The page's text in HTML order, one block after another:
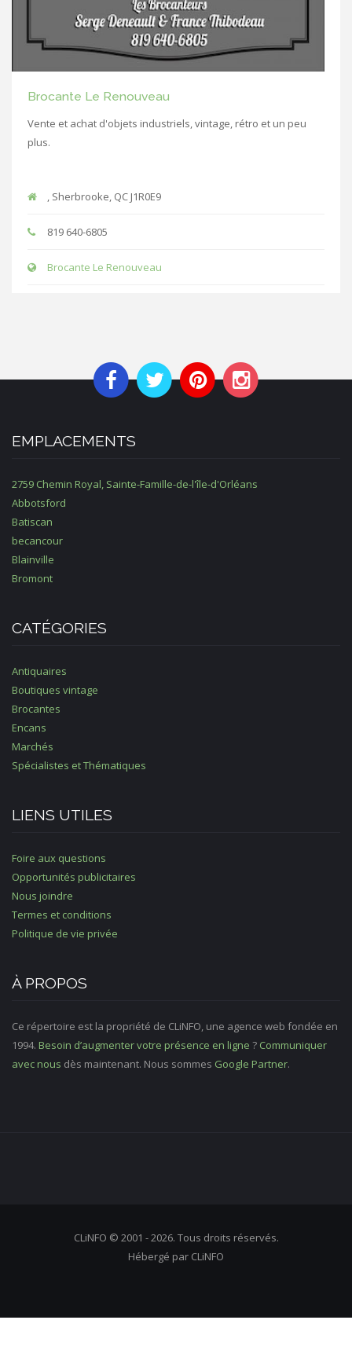
Brocante Le Renouveau
Vente et achat d'objets industriels, vintage, rétro et un peu
plus.
, Sherbrooke, QC J1R0E9
819 640-6805
Brocante Le Renouveau
EMPLACEMENTS
2759 Chemin Royal, Sainte-Famille-de-l'île-d'Orléans
Abbotsford
Batiscan
becancour
Blainville
Bromont
CATÉGORIES
Antiquaires
Boutiques vintage
Brocantes
Encans
Marchés
Spécialistes et Thématiques
LIENS UTILES
Foire aux questions
Opportunités publicitaires
Nous joindre
Termes et conditions
Politique de vie privée
À PROPOS
Ce répertoire est la propriété de CLiNFO, une agence web fondée en
1994. Besoin d’augmenter votre présence en ligne ? Communiquer
avec nous dès maintenant. Nous sommes Google Partner.
CLiNFO © 2001 - 2026. Tous droits réservés.
Hébergé par CLiNFO